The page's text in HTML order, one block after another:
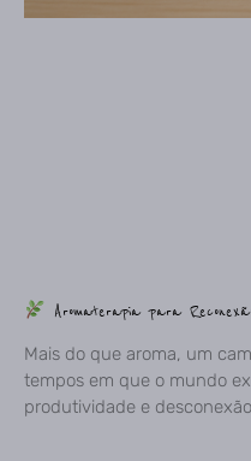
Aromaterapia para
Mais do que aroma, um
tempos em que o mundo
produtividade e